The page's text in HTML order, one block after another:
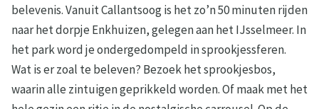
belevenis. Vanuit Callantsoog is het zo’n 50 minuten rijden
naar het dorpje Enkhuizen, gelegen aan het IJsselmeer. In
het park word je ondergedompeld in sprookjessferen.
Wat is er zoal te beleven? Bezoek het sprookjesbos,
waarin alle zintuigen geprikkeld worden. Of maak met het